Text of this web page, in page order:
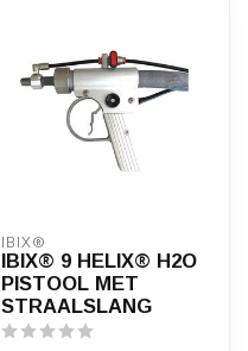
IBIX®
IBIX® 9 HELIX® H2O
PISTOOL MET
STRAALSLANG